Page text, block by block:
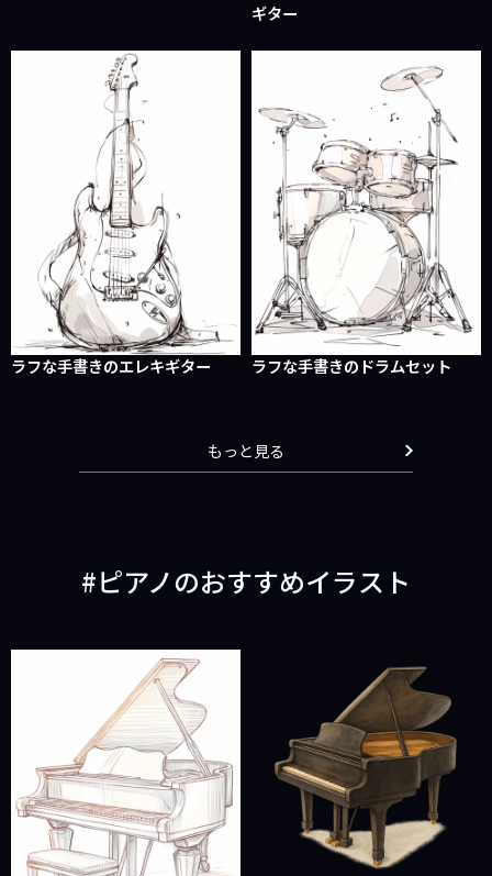
ギター
ラフな手書きのエレキギター ラフな手書きのドラムセット
もっと見る
ピアノのおすすめイラスト